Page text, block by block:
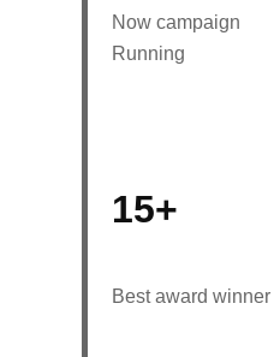
Now campaign
Running
15+
Best award